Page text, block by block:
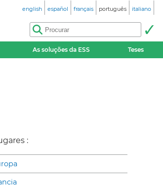
english español français português italiano
As soluções da ESS Teses
: